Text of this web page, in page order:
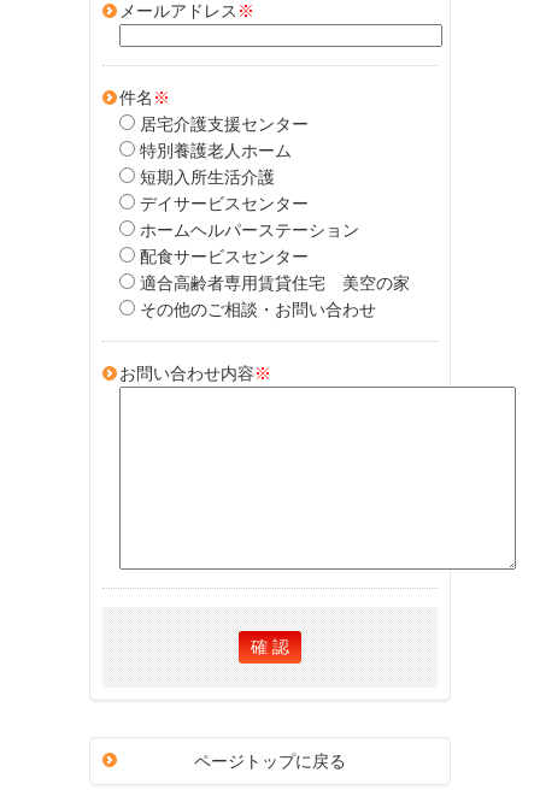
メールアドレス ※
件名 ※
居宅介護支援センター
特別養護老人ホーム
短期入所生活介護
デイサービスセンター
ホームヘルパーステーション
配食サービスセンター
適合高齢者専用賃貸住宅 美空の家
その他のご相談・お問い合わせ
お問い合わせ内容※
ページトップに戻る